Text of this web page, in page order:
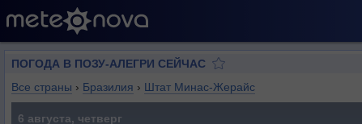
ПОГОДА В ПОЗУ-АЛЕГРИ СЕЙЧАС
Все страны › Бразилия › Штат Минас-Жерайс
6 августа, четверг